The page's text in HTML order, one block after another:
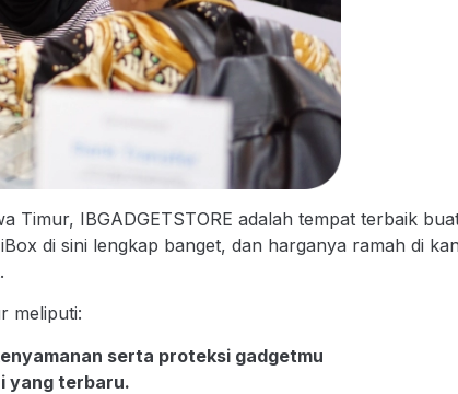
Timur, IBGADGETSTORE adalah tempat terbaik
di sini lengkap banget, dan harganya ramah di
meliputi:
serta proteksi gadgetmu
yang terbaru.